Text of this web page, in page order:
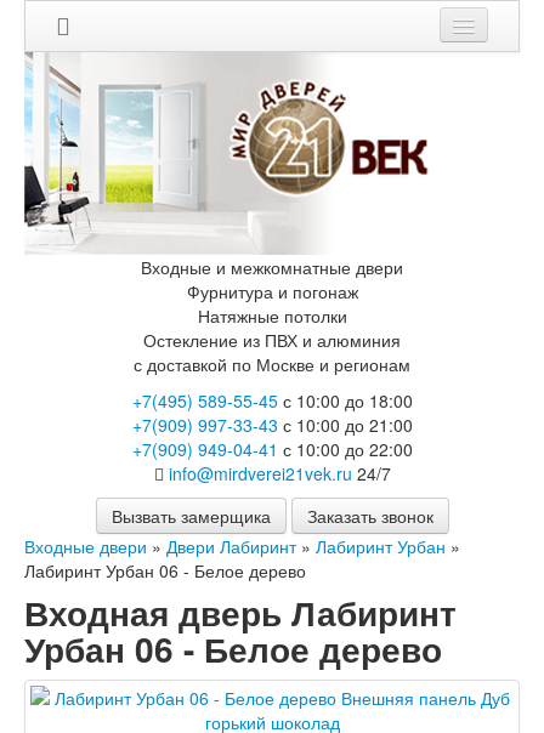
Корзина
Каталог
Входные двери
Двери с терморазрывом для улицы
Противопожарные двери
Двери Бункер
Двери Лекс
Двери Рыцарь
Двери Термодор
Арктика
Монолит
Стайл
Термо
Термо Лацио
Флагман
Электрозамок Смарт
Заводские двери
Двери Лабиринт
Лабиринт Аляска Лайт
Лабиринт Арт
Лабиринт Атлантик
Лабиринт Бетон
Лабиринт Верса
Лабиринт Версаль
Входные и межкомнатные двери
Фурнитура и погонаж
Натяжные потолки
Остекление из ПВХ и алюминия
с доставкой по Москве и регионам
+7(495) 589-55-45с 10:00 до 18:00
+7(909) 997-33-43 с 10:00 до 21:00
+7(909) 949-04-41 с 10:00 до 22:00
info@mirdverei21vek.ru 24/7
Вызвать замерщика
Заказать звонок
Входные двери » Двери Лабиринт» Лабиринт Урбан »
Лабиринт Урбан 06 - Белое дерево
Входная дверь Лабиринт
Урбан 06 - Белое дерево